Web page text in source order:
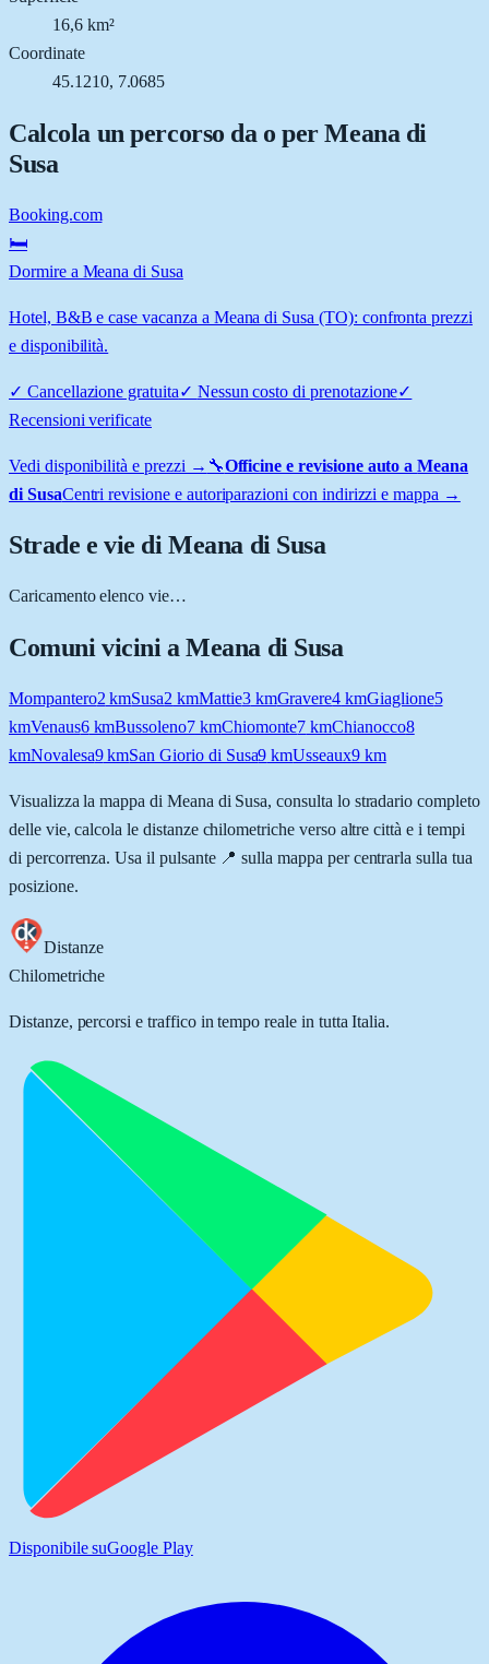
16,6 km²
Coordinate
45.1210, 7.0685
Calcola un percorso da o perMeana di
Susa
Booking.com
🛏️
Dormire a Meana di Susa
Hotel, B&B e case vacanza a Meana di Susa (TO): confronta prezzi
e disponibilità.
✓ Cancellazione gratuita✓ Nessun costo di prenotazione✓
Recensioni verificate
Vedi disponibilità e prezzi → 🔧Officine e revisione auto aMeana
di SusaCentri revisione e autoriparazioni con indirizzi e mappa →
Strade e vie diMeana di Susa
Caricamento elenco vie…
Comuni vicini aMeana di Susa
Mompantero2 kmSusa2 kmMattie3kmGravere4 kmGiaglione5
kmVenaus6kmBussoleno7kmChiomonte7 kmChianocco8
kmNovalesa9kmSan Giorio di Susa9 kmUsseaux9km
Visualizza la mappa di Meana di Susa, consulta lo stradario completo
delle vie, calcola le distanze chilometriche verso altre città e i tempi
di percorrenza. Usa il pulsante 📍 sulla mappa per centrarla sulla tua
posizione.
Distanze
Chilometriche
Distanze, percorsi e traffico in tempo reale in tutta Italia.
Disponibile suGoogle Play